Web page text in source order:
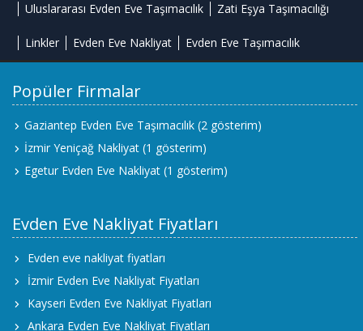
Uluslararası Evden Eve Taşımacılık Zati Eşya Taşımacılığı
Linkler Evden Eve Nakliyat Evden Eve Taşımacılık
Popüler Firmalar
Gaziantep Evden Eve Taşımacılık (2 gösterim)
İzmir Yeniçağ Nakliyat (1 gösterim)
Egetur Evden Eve Nakliyat (1 gösterim)
Evden Eve Nakliyat Fiyatları
Evden eve nakliyat fiyatları
İzmir Evden Eve Nakliyat Fiyatları
Kayseri Evden Eve Nakliyat Fiyatları
Ankara Evden Eve Nakliyat Fiyatları